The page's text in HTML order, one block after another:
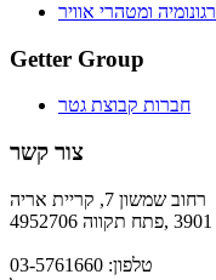
ומטהרי אוויר
Getter Group
חברות קבוצת גטר
צור קשר
רחוב שמשון 7, קריית אריה
טלפון: 03-5761660